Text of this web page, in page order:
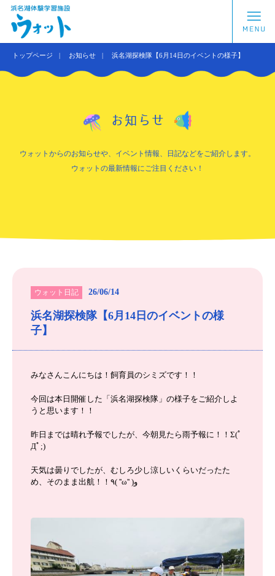
トップページ お知らせ 浜名湖探検隊【6月14日のイベントの様子】
お知らせ
ウォットからのお知らせや、イベント情報、日記などをご紹介します。
ウォットの最新情報にご注目ください！
ウォット日記 26/06/14
浜名湖探検隊【6月14日のイベントの様
子】
みなさんこんにちは！飼育員のシミズです！！
今回は本日開催した「浜名湖探検隊」の様子をご紹介しよ
うと思います！！
昨日までは晴れ予報でしたが、今朝見たら雨予報に！！Σ(ﾟ
Дﾟ;)
天気は曇りでしたが、むしろ少し涼しいくらいだったた
め、そのまま出航！！٩( ''ω'' )و